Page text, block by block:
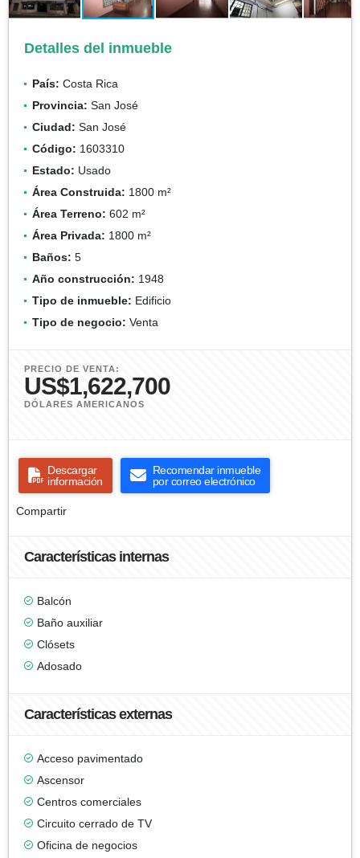
Detalles del inmueble
País: Costa Rica
Provincia: San José
Ciudad: San José
Código: 1603310
Estado: Usado
Área Construida: 1800 m²
Área Terreno: 602 m²
Área Privada: 1800 m²
Baños: 5
Año construcción: 1948
Tipo de inmueble: Edificio
Tipo de negocio: Venta
PRECIO DE VENTA:
US$1,622,700
DÓLARES AMERICANOS
Descargar
información
Recomendar inmueble
por correo electrónico
Compartir
Características internas
Balcón
Baño auxiliar
Clósets
Adosado
Características externas
Acceso pavimentado
Ascensor
Centros comerciales
Circuito cerrado de TV
Oficina de negocios